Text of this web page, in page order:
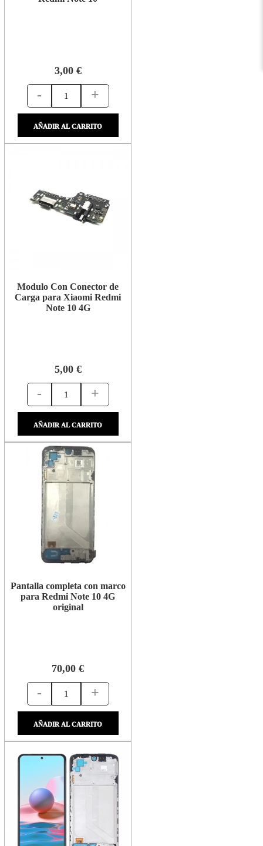
3,00 €
- +
AÑADIR AL CARRITO
Modulo Con Conector de
Carga para Xiaomi Redmi
Note 10 4G
5,00 €
- +
AÑADIR AL CARRITO
Pantalla completa con marco
para Redmi Note 10 4G
original
70,00 €
- +
AÑADIR AL CARRITO